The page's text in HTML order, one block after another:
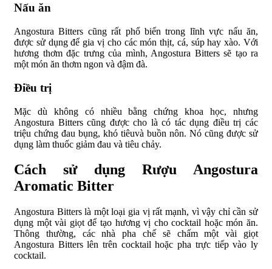
Nấu ăn
Angostura Bitters cũng rất phổ biến trong lĩnh vực nấu ăn,
được sử dụng để gia vị cho các món thịt, cá, súp hay xào. Với
hương thơm đặc trưng của mình, Angostura Bitters sẽ tạo ra
một món ăn thơm ngon và đậm đà.
Điều trị
Mặc dù không có nhiều bằng chứng khoa học, nhưng
Angostura Bitters cũng được cho là có tác dụng điều trị các
triệu chứng đau bụng, khó tiêuvà buồn nôn. Nó cũng được sử
dụng làm thuốc giảm đau và tiêu chảy.
Cách sử dụng Rượu Angostura
Aromatic Bitter
Angostura Bitters là một loại gia vị rất mạnh, vì vậy chỉ cần sử
dụng một vài giọt để tạo hương vị cho cocktail hoặc món ăn.
Thông thường, các nhà pha chế sẽ chấm một vài giọt
Angostura Bitters lên trên cocktail hoặc pha trực tiếp vào ly
cocktail.